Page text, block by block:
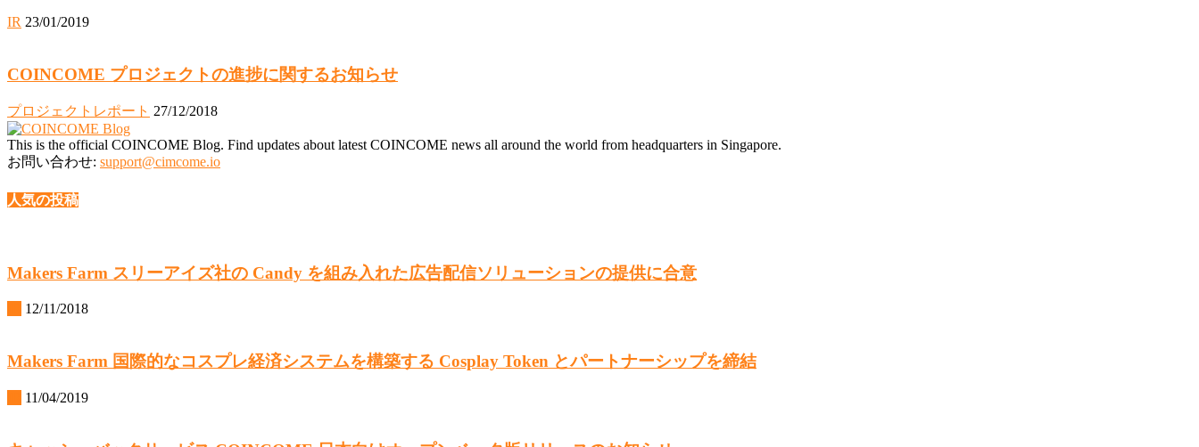
IR 23/01/2019
COINCOME プロジェクトの進捗に関するお知らせ
プロジェクトレポート 27/12/2018
This is the official COINCOME Blog. Find updates about latest COINCOME news all around the world from headquarters in Singapore.
お問い合わせ: support@cimcome.io
人気の投稿
Makers Farm スリーアイズ社の Candy を組み入れた広告配信ソリューションの提供に合意
12/11/2018
Makers Farm 国際的なコスプレ経済システムを構築する Cosplay Token とパートナーシップを締結
11/04/2019